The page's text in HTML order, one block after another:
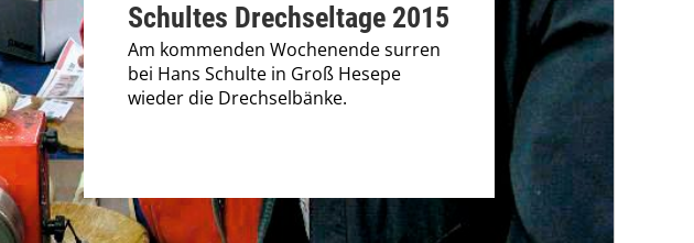
Schultes Drechseltage 2015
Am kommenden Wochenende surren
bei Hans Schulte in Groß Hesepe
wieder die Drechselbänke.